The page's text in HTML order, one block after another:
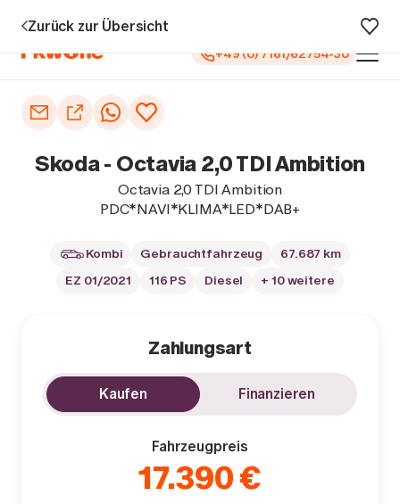
+49 (0) 7161/62754-30
Auto kaufen
Autoankauf
Finanzierung
Zurück zur Übersicht
Skoda - Octavia 2,0 TDI Ambition
Octavia 2,0 TDI Ambition
PDC*NAVI*KLIMA*LED*DAB+
Kombi Gebrauchtfahrzeug
67.687 km
EZ 01/2021
116 PS Diesel + 10 weitere
Zahlungsart
Kaufen Finanzieren
Fahrzeugpreis
17.390 €